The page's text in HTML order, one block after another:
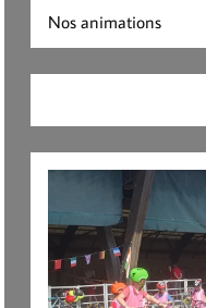
Nos animations